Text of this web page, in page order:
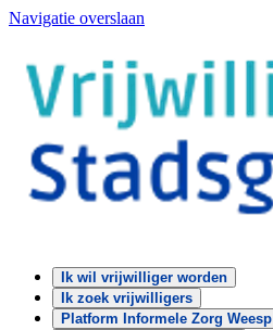
Navigatie overslaan
Ik wil vrijwilliger worden
Ik zoek vrijwilligers
Platform Informele Zorg Weesp